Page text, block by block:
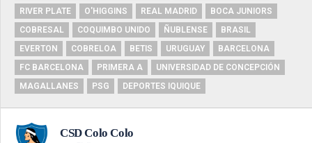
RIVER PLATE
O'HIGGINS REAL MADRID
BOCA JUNIORS
COBRESAL
COQUIMBO UNIDO ÑUBLENSE
BRASIL
EVERTON
COBRELOA BETIS URUGUAY
BARCELONA
FC BARCELONA
PRIMERA A
UNIVERSIDAD DE CONCEPCIÓN
MAGALLANES
PSG DEPORTES IQUIQUE